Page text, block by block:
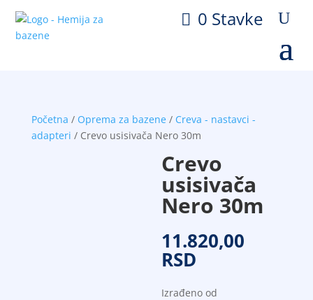
0 Stavke
Početna / Oprema za bazene/ Creva - nastavci -
adapteri / Crevo usisivača Nero 30m
Crevo
usisivača
Nero 30m
11.820,00
RSD
Izrađeno od